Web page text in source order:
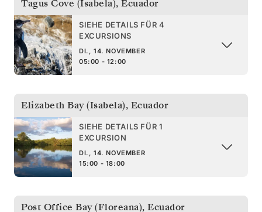
Tagus Cove (Isabela), Ecuador
SIEHE DETAILS FÜR 4
EXCURSIONS
DI., 14. NOVEMBER
05:00 - 12:00
Elizabeth Bay (Isabela), Ecuador
SIEHE DETAILS FÜR 1
EXCURSION
DI., 14. NOVEMBER
15:00 - 18:00
Post Office Bay (Floreana), Ecuador